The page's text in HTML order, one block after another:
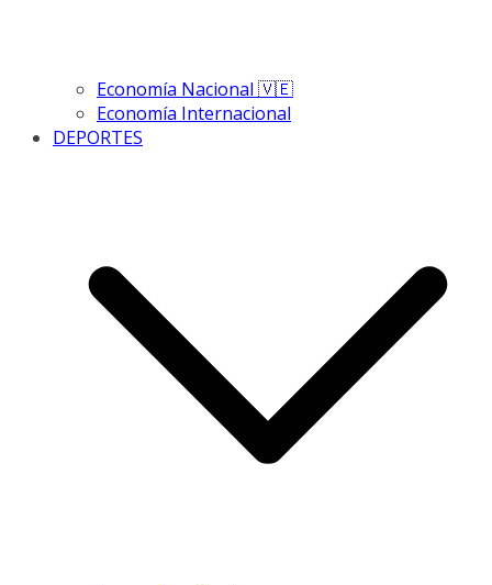
Economía Nacional 🇻🇪
Economía Internacional
DEPORTES